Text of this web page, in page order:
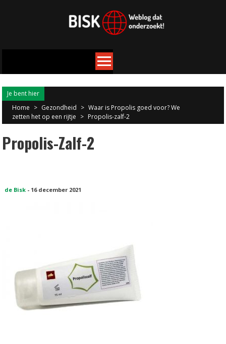
Je bent hier
Home > Gezondheid > Waar is Propolis goed voor? We
zetten het op een rijtje > Propolis-zalf-2
Propolis-Zalf-2
de Bisk - 16 december 2021